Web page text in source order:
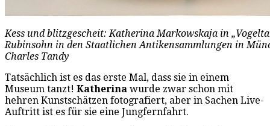
Kess und blitzgescheit: Katherina Markowskaja in
Rubinsohn in den Staatlichen Antikensammlungen in
Charles Tandy
Tatsächlich ist es das erste Mal, dass sie in einem
Museum tanzt! Katherina wurde zwar schon mit
hehren Kunstschätzen fotografiert, aber in Sachen Live-
Auftritt ist es für sie eine Jungfernfahrt.